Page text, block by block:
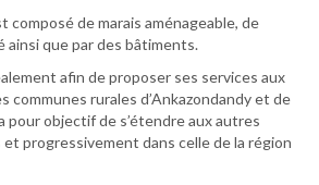
composé de marais aménageable, de
ainsi que par des bâtiments.
afin de proposer ses services aux
communes rurales d’Ankazondandy et de
pour objectif de s’étendre aux autres
progressivement dans celle de la région